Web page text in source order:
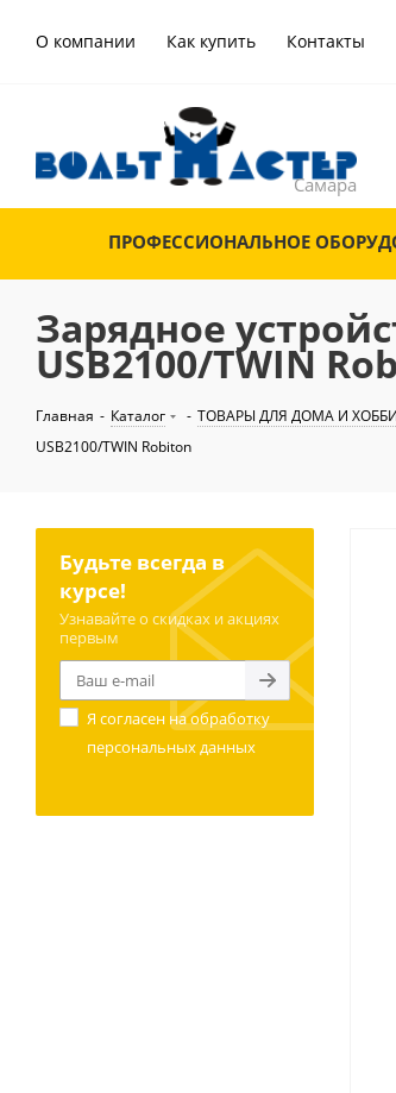
О компании Как купить Контакты
ПРОФЕССИОНАЛЬНОЕ
Зарядное
USB2100/TWIN
Главная - Каталог - ТОВАРЫ ДЛЯ ДОМА И ХОББИ
USB2100/TWIN Robiton
Будьте всегда в
курсе!
Узнавайте о скидках и акциях
первым
Я согласен наобработку
персональных данных